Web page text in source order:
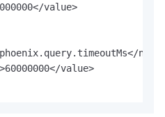
value>
value>